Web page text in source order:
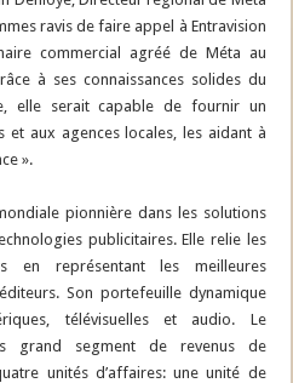
ravis de faire appel à Entravision
commercial agréé de Méta au
à ses connaissances solides du
elle serait capable de fournir un
et aux agences locales, les aidant à
».
pionnière dans les solutions
publicitaires. Elle relie les
en représentant les meilleures
Son portefeuille dynamique
télévisuelles et audio. Le
grand segment de revenus de
unités d’affaires: une unité de